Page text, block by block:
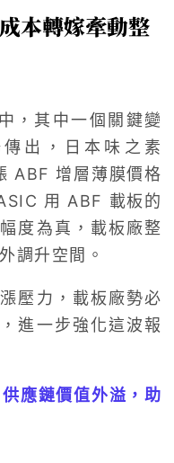
本轉嫁牽動整
，其中一個關鍵變
出，日本味之素
ABF 增層薄膜價格
用 ABF 載板的
度為真，載板廠整
調升空間。
壓力，載板廠勢必
進一步強化這波報
應鏈價值外溢，助